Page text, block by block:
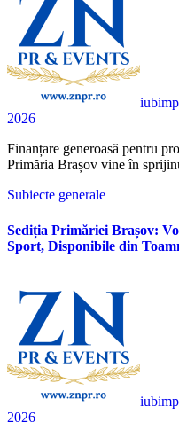
2026
Finanțare generoasă pentru proiecte culturale la Brașov În acest an,
Primăria Brașov vine în
Subiecte generale
Sediția Primăriei Brașov:
Sport, Disponibile din
2026